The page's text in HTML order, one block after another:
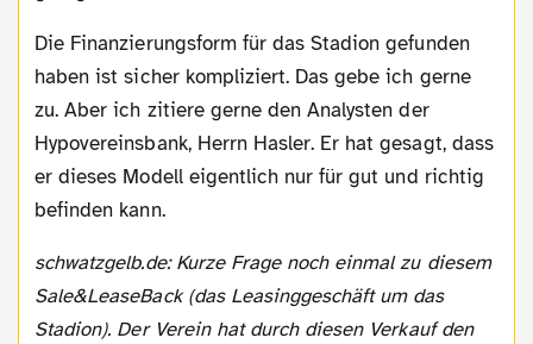
Die Finanzierungsform für das Stadion gefunden
haben ist sicher kompliziert. Das gebe ich gerne
zu. Aber ich zitiere gerne den Analysten der
Hypovereinsbank, Herrn Hasler. Er hat gesagt, dass
er dieses Modell eigentlich nur für gut und richtig
befinden kann.
schwatzgelb.de: Kurze Frage noch einmal zu diesem
Sale&LeaseBack (das Leasinggeschäft um das
Stadion). Der Verein hat durch diesen Verkauf den